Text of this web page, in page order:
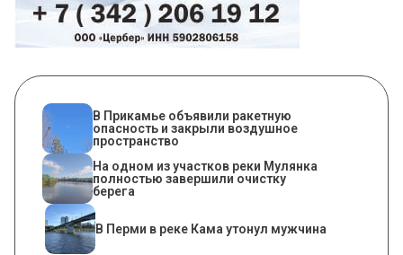
В Прикамье объявили ракетную
опасность и закрыли воздушное
пространство
На одном из участков реки Мулянка
полностью завершили очистку
берега
В Перми в реке Кама утонул мужчина